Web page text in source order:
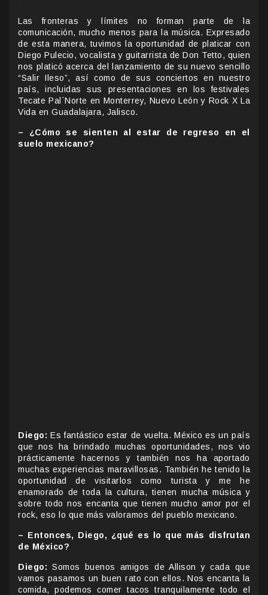
Las fronteras y límites no forman parte de la
comunicación, mucho menos para la música. Expresado
de esta manera, tuvimos la oportunidad de platicar con
Diego Pulecio, vocalista y guitarrista de Don Tetto, quien
nos platicó acerca del lanzamiento de su nuevo sencillo
“Salir Ileso”, así como de sus conciertos en nuestro
país, incluidas sus presentaciones en los festivales
Tecate Pal´Norte en Monterrey, Nuevo León y Rock X La
Vida en Guadalajara, Jalisco.
– ¿Cómo se sienten al estar de regreso en el
suelo mexicano?
Diego: Es fantástico estar de vuelta. México es un país
que nos ha brindado muchas oportunidades, nos vio
prácticamente hacernos y también nos ha aportado
muchas experiencias maravillosas. También he tenido la
oportunidad de visitarlos como turista y me he
enamorado de toda la cultura, tienen mucha música y
sobre todo nos encanta que tienen mucho amor por el
rock, eso lo que más valoramos del pueblo mexicano.
– Entonces, Diego, ¿qué es lo que más disfrutan
de México?
Diego: Somos buenos amigos de Allison y cada que
vamos pasamos un buen rato con ellos. Nos encanta la
comida, podemos comer tacos tranquilamente todo el